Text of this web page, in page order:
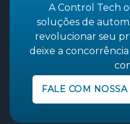
A Control Tech
soluções de
revolucionar seu
deixe a
FALE COM